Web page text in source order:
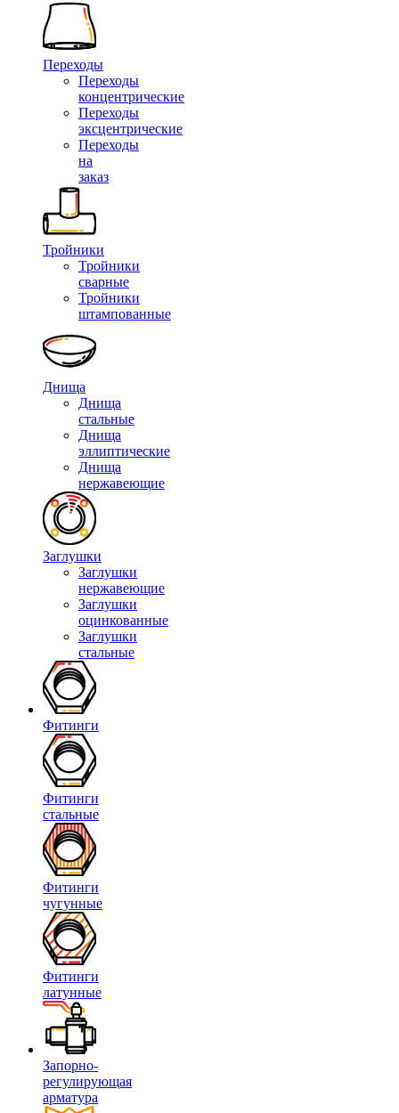
Переходы
Переходы
концентрические
Переходы
эксцентрические
Переходы
на
заказ
Тройники
Тройники
сварные
Тройники
штампованные
Днища
Днища
стальные
Днища
эллиптические
Днища
нержавеющие
Заглушки
Заглушки
нержавеющие
Заглушки
оцинкованные
Заглушки
стальные
Фитинги
Фитинги
стальные
Фитинги
чугунные
Фитинги
латунные
Запорно-
регулирующая
арматура